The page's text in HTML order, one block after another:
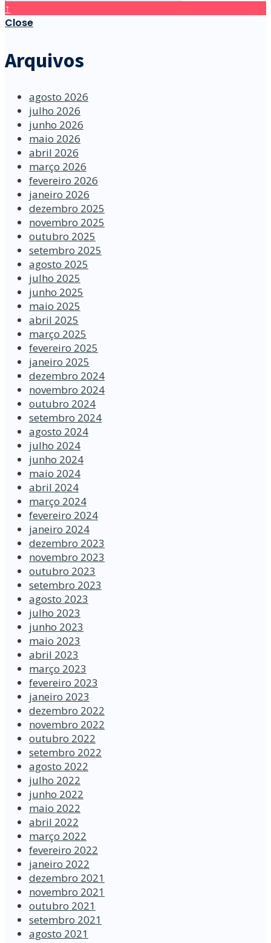
↑
Close
Arquivos
agosto 2026
julho 2026
junho 2026
maio 2026
abril 2026
março 2026
fevereiro 2026
janeiro 2026
dezembro 2025
novembro 2025
outubro 2025
setembro 2025
agosto 2025
julho 2025
junho 2025
maio 2025
abril 2025
março 2025
fevereiro 2025
janeiro 2025
dezembro 2024
novembro 2024
outubro 2024
setembro 2024
agosto 2024
julho 2024
junho 2024
maio 2024
abril 2024
março 2024
fevereiro 2024
janeiro 2024
dezembro 2023
novembro 2023
outubro 2023
setembro 2023
agosto 2023
julho 2023
junho 2023
maio 2023
abril 2023
março 2023
fevereiro 2023
janeiro 2023
dezembro 2022
novembro 2022
outubro 2022
setembro 2022
agosto 2022
julho 2022
junho 2022
maio 2022
abril 2022
março 2022
fevereiro 2022
janeiro 2022
dezembro 2021
novembro 2021
outubro 2021
setembro 2021
agosto 2021